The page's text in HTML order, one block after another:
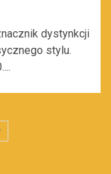
dystynkcji
stylu.